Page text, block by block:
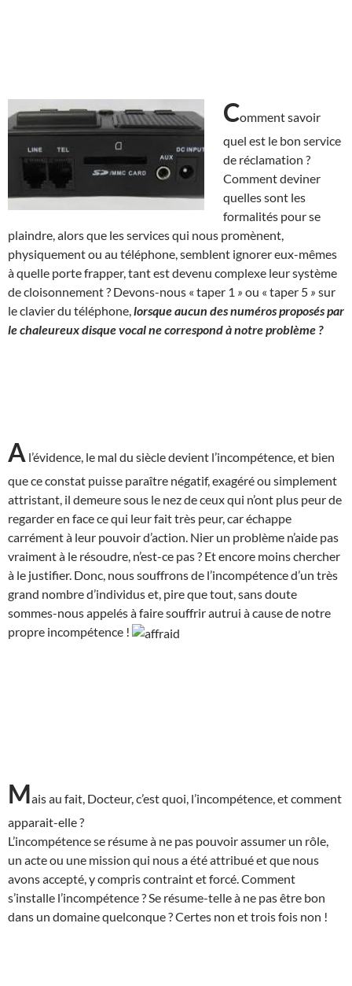
Comment savoir
quel est le bon service
de réclamation ?
Comment deviner
quelles sont les
formalités pour se
plaindre, alors que les services qui nous promènent,
physiquement ou au téléphone, semblent ignorer eux-mêmes
à quelle porte frapper, tant est devenu complexe leur système
de cloisonnement ? Devons-nous « taper 1 » ou « taper 5 » sur
le clavier du téléphone, lorsque aucun des numéros proposés par
le chaleureux disque vocal ne correspond à notre problème ?
A l’évidence, le mal du siècle devient l’incompétence, et bien
que ce constat puisse paraître négatif, exagéré ou simplement
attristant, il demeure sous le nez de ceux qui n’ont plus peur de
regarder en face ce qui leur fait très peur, car échappe
carrément à leur pouvoir d’action. Nier un problème n’aide pas
vraiment à le résoudre, n’est-ce pas ? Et encore moins chercher
à le justifier. Donc, nous souffrons de l’incompétence d’un très
grand nombre d’individus et, pire que tout, sans doute
sommes-nous appelés à faire souffrir autrui à cause de notre
propre incompétence !
Mais au fait, Docteur, c’est quoi, l’incompétence, et comment
apparait-elle ?
L’incompétence se résume à ne pas pouvoir assumer un rôle,
un acte ou une mission qui nous a été attribué et que nous
avons accepté, y compris contraint et forcé. Comment
s’installe l’incompétence ? Se résume-telle à ne pas être bon
dans un domaine quelconque ? Certes non et trois fois non !